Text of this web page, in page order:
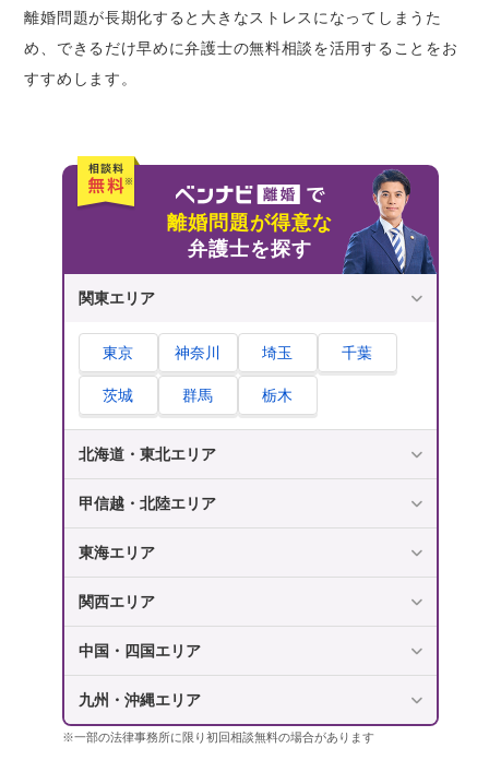
離婚問題が長期化すると大きなストレスになってしまうた
め、できるだけ早めに弁護士の無料相談を活用することをお
すすめします。
離婚問題が得意な
弁護士を探す
関東エリア
東京 神奈川 埼玉 千葉
茨城 群馬 栃木
北海道・東北エリア
甲信越・北陸エリア
東海エリア
関西エリア
中国・四国エリア
九州・沖縄エリア
※一部の法律事務所に限り初回相談無料の場合があります